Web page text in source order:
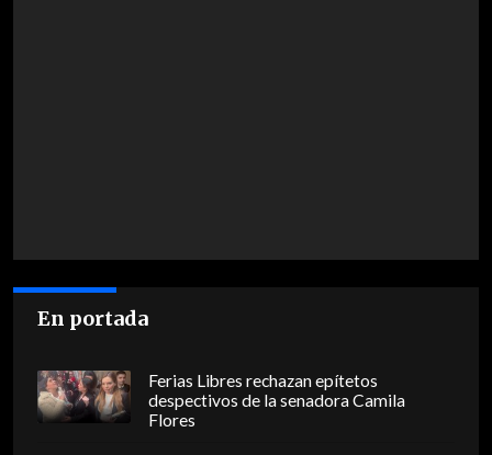
En portada
Ferias Libres rechazan epítetos
despectivos de la senadora Camila
Flores